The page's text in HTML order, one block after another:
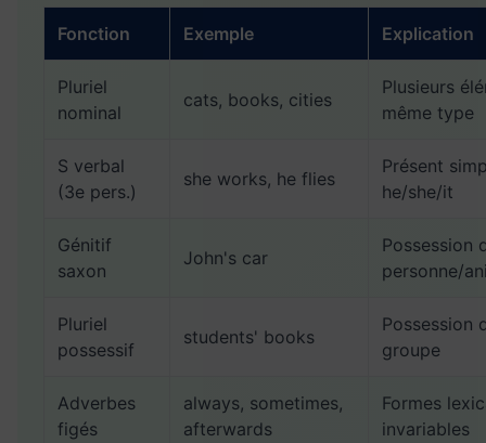
Fonction Exemple Explication
Pluriel
nominal
cats, books, cities
Plusieurs
même type
S verbal
(3e pers.)
she works, he flies
Présent
he/she/it
Génitif
saxon
John's car
Possession
personne/
Pluriel
possessif
students' books
Possession
groupe
Adverbes
figés
always, sometimes,
afterwards
Formes
invariables